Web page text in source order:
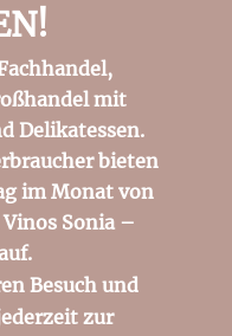
mit
Delikatessen.
bieten
im Monat von
Vinos Sonia –
Besuch und
zur